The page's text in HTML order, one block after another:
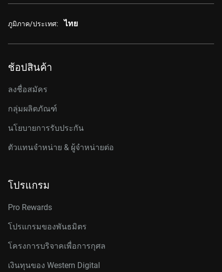
ภูมิภาค/ประเทศ: ไทย
ช้อปสินค้า
ลงชื่อสมัคร
กลุ่มผลิตภัณฑ์
นโยบายการรับประกัน
ตัวแทนจำหน่าย & ผู้จำหน่ายต่อ
โปรแกรม
Pro Rewards
โปรแกรมของพันธมิตร
โครงการบริจาคเพื่อการกุศล
เงินทุนของ Western Digital